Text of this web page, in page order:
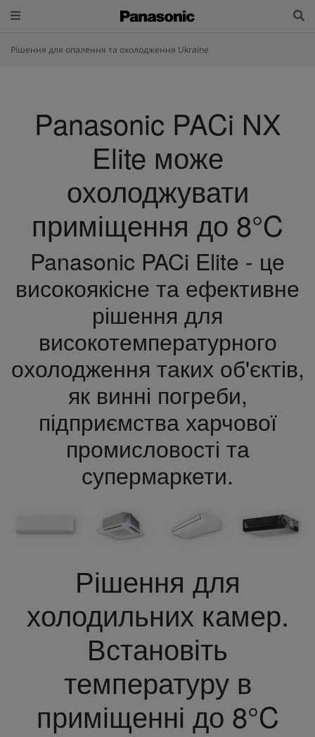
Рішення для опалення та охолодження Ukraine
Panasonic PACi NX
Elite може
охолоджувати
приміщення до 8°C
Panasonic PACi Elite - це
високоякісне та ефективне
рішення для
високотемпературного
охолодження таких об'єктів,
як винні погреби,
підприємства харчової
промисловості та
супермаркети.
Рішення для
холодильних камер.
Встановіть
температуру в
приміщенні до 8°C